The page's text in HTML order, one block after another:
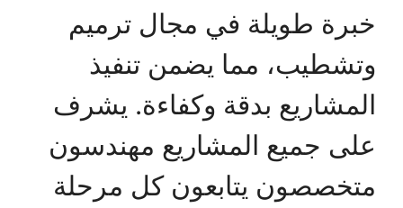
خبرة طويلة في مجال ترميم
وتشطيب، مما يضمن تنفيذ
المشاريع بدقة وكفاءة. يشرف
على جميع المشاريع مهندسون
متخصصون يتابعون كل مرحلة